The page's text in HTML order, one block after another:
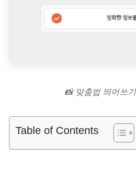
📸 맞춤법 띄어쓰
Table of Contents